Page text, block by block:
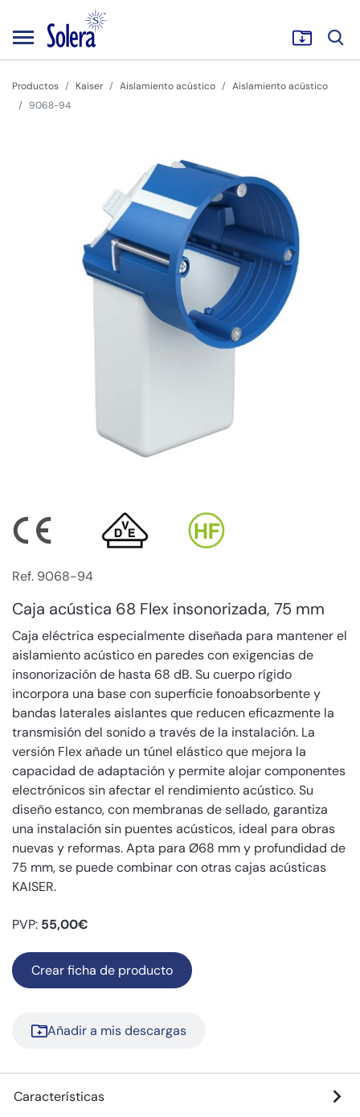
Productos Kaiser Aislamiento acústico
Aislamiento acústico
9068-94
Ref. 9068-94
Caja acústica 68 Flex insonorizada, 75 mm
Caja eléctrica especialmente diseñada para mantener el
aislamiento acústico en paredes con exigencias de
insonorización de hasta 68 dB. Su cuerpo rígido
incorpora una base con superficie fonoabsorbente y
bandas laterales aislantes que reducen eficazmente la
transmisión del sonido a través de la instalación. La
versión Flex añade un túnel elástico que mejora la
capacidad de adaptación y permite alojar componentes
electrónicos sin afectar el rendimiento acústico. Su
diseño estanco, con membranas de sellado, garantiza
una instalación sin puentes acústicos, ideal para obras
nuevas y reformas. Apta para Ø68 mm y profundidad de
75 mm, se puede combinar con otras cajas acústicas
KAISER.
PVP: 55,00€
Crear ficha de producto
Añadir a mis descargas
Características